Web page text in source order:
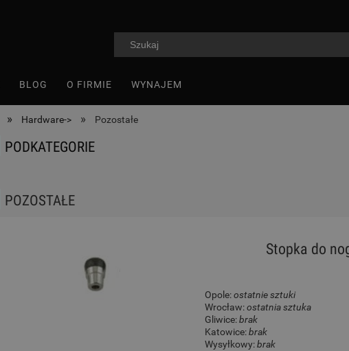
BLOG O FIRMIE WYNAJEM
» Hardware-> » Pozostałe
PODKATEGORIE
POZOSTAŁE
Stopka do
Opole:ostatnie sztuki
Wrocław:ostatnia sztuka
Gliwice:brak
Katowice:brak
Wysyłkowy:brak